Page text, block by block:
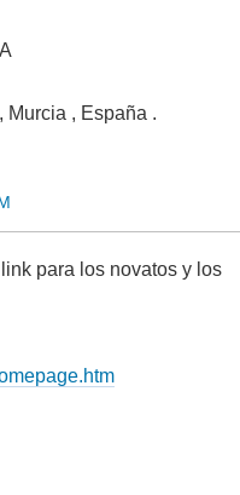
Murcia , España .
para los novatos y los